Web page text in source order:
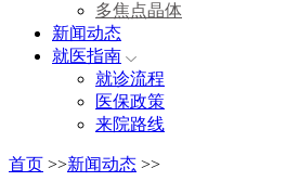
多焦点晶体
新闻动态
就医指南
就诊流程
医保政策
来院路线
首页 >>新闻动态 >>